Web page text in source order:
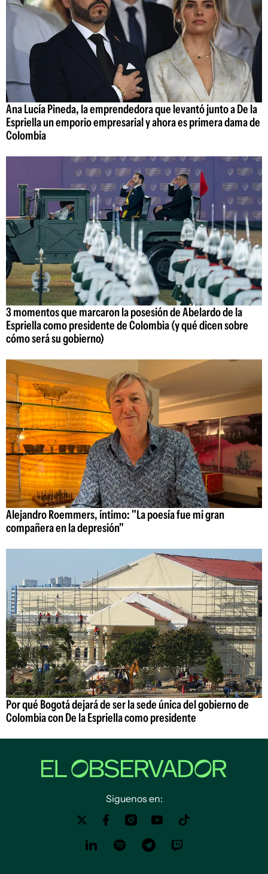
Ana Lucía Pineda, la emprendedora que levantó junto a De la
Espriella un emporio empresarial y ahora es primera dama de
Colombia
3 momentos que marcaron la posesión de Abelardo de la
Espriella como presidente de Colombia (y qué dicen sobre
cómo será su gobierno)
Alejandro Roemmers, íntimo: "La poesía fue mi gran
compañera en la depresión"
Por qué Bogotá dejará de ser la sede única del gobierno de
Colombia con De la Espriella como presidente
Siguenos en: